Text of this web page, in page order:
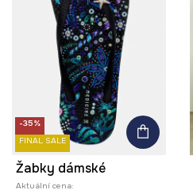
-35%
FINAL SALE
Žabky dámské
Aktuální cena: